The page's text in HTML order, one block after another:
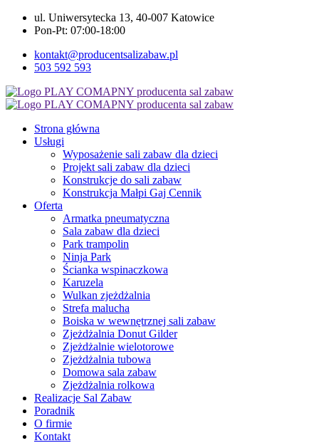
ul. Uniwersytecka 13, 40-007 Katowice
Pon-Pt: 07:00-18:00
kontakt@producentsalizabaw.pl
503 592 593
Strona główna
Usługi
Wyposażenie sali zabaw dla dzieci
Projekt sali zabaw dla dzieci
Konstrukcje do sali zabaw
Konstrukcja Małpi Gaj Cennik
Oferta
Armatka pneumatyczna
Sala zabaw dla dzieci
Park trampolin
Ninja Park
Ścianka wspinaczkowa
Karuzela
Wulkan zjeżdżalnia
Strefa malucha
Boiska w wewnętrznej sali zabaw
Zjeżdżalnia Donut Gilder
Zjeżdżalnie wielotorowe
Zjeżdżalnia tubowa
Domowa sala zabaw
Zjeżdżalnia rolkowa
Realizacje Sal Zabaw
Poradnik
O firmie
Kontakt